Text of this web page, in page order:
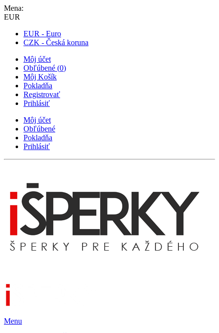
Mena:
EUR
EUR - Euro
CZK - Česká koruna
Môj účet
Obľúbené (0)
Môj Košík
Pokladňa
Registrovať
Prihlásiť
Môj účet
Obľúbené
Pokladňa
Prihlásiť
Menu